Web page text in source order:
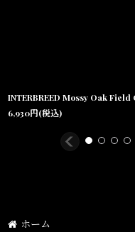
ヴィンテージ感漂
6,930円(税込)
ホーム